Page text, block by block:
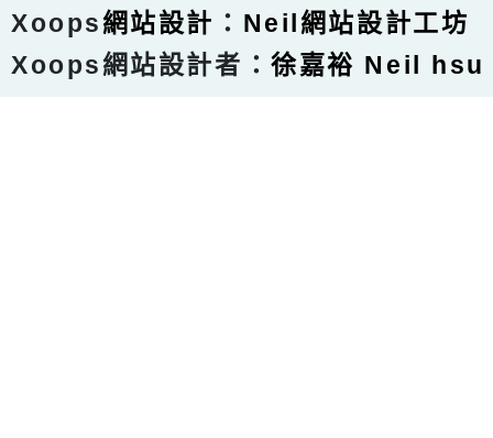
Xoops網站設計 ： Neil網站設計工坊
Xoops網站設計者：徐嘉裕 Neil hsu